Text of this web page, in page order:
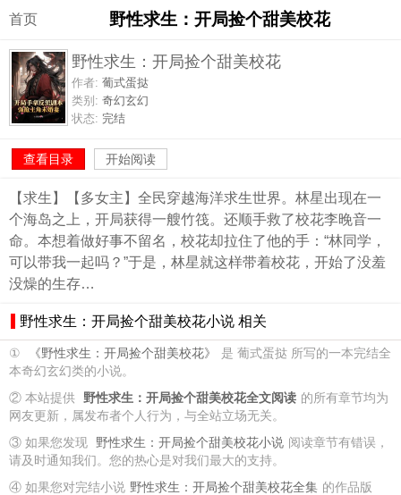
首页 野性求生：开局捡个甜美校花
野性求生：开局捡个甜美校花
作者: 葡式蛋挞
类别: 奇幻玄幻
状态: 完结
查看目录 开始阅读
【求生】【多女主】全民穿越海洋求生世界。林星出现在一
个海岛之上，开局获得一艘竹筏。还顺手救了校花李晚音一
命。本想着做好事不留名，校花却拉住了他的手：“林同学，
可以带我一起吗？”于是，林星就这样带着校花，开始了没羞
没燥的生存…
野性求生：开局捡个甜美校花小说 相关
① 《野性求生：开局捡个甜美校花》
是 葡式蛋挞 所写的一本完结全
本奇幻玄幻类的小说。
② 本站提供 野性求生：开局捡个甜美校花全文阅读 的所有章节均为
网友更新，属发布者个人行为，与全站立场无关。
③ 如果您发现
野性求生：开局捡个甜美校花小说 阅读章节有错误，
请及时通知我们。您的热心是对我们最大的支持。
④ 如果您对完结小说 野性求生：开局捡个甜美校花全集 的作品版